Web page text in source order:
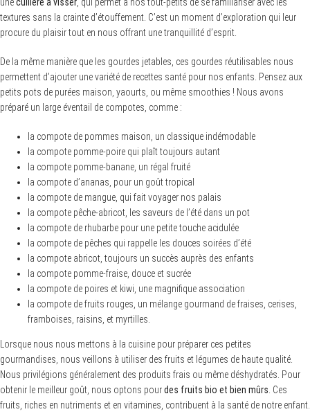
textures sans la crainte d’étouffement. C’est un moment d’exploration qui leur
procure du plaisir tout en nous offrant une tranquillité d’esprit.
De la même manière que les gourdes jetables, ces gourdes réutilisables nous
permettent d’ajouter une variété de recettes santé pour nos enfants. Pensez aux
petits pots de purées maison, yaourts, ou même smoothies ! Nous avons
préparé un large éventail de compotes, comme :
la compote de pommes maison, un classique indémodable
la compote pomme-poire qui plaît toujours autant
la compote pomme-banane, un régal fruité
la compote d’ananas, pour un goût tropical
la compote de mangue, qui fait voyager nos palais
la compote pêche-abricot, les saveurs de l’été dans un pot
la compote de rhubarbe pour une petite touche acidulée
la compote de pêches qui rappelle les douces soirées d’été
la compote abricot, toujours un succès auprès des enfants
la compote pomme-fraise, douce et sucrée
la compote de poires et kiwi, une magnifique association
la compote de fruits rouges, un mélange gourmand de fraises, cerises,
framboises, raisins, et myrtilles.
Lorsque nous nous mettons à la cuisine pour préparer ces petites
gourmandises, nous veillons à utiliser des fruits et légumes de haute qualité.
Nous privilégions généralement des produits frais ou même déshydratés. Pour
obtenir le meilleur goût, nous optons pourdes fruits bio et bien mûrs . Ces
fruits, riches en nutriments et en vitamines, contribuent à la santé de notre enfant.